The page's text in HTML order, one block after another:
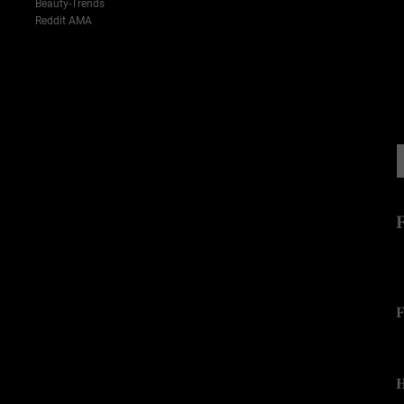
Beauty-Trends
Reddit AMA